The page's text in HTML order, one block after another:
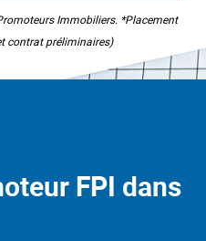
Immobiliers. *Placement
contrat préliminaires)
FPI dans